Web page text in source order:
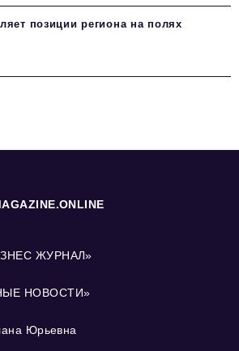
позиции региона на полях
ЖУРНАЛ»
НОВОСТИ»
Юрьевна